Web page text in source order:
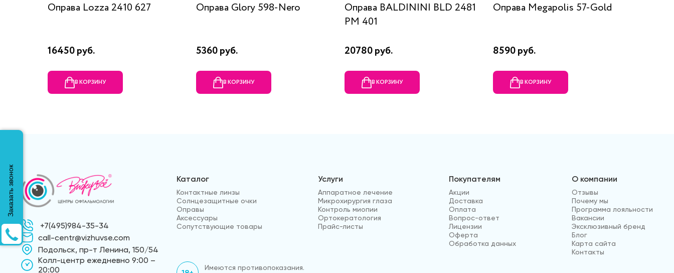
Оправа Lozza 2410 627
16450 руб.
В КОРЗИНУ
Оправа Glory 598-Nero
5360 руб.
В КОРЗИНУ
Оправа BALDININI BLD 2481
PM 401
20780 руб.
В КОРЗИНУ
Оправа Megapolis 57-Gold
8590 руб.
В КОРЗИНУ
+7(495)984-35-34
call-centr@vizhuvse.com
Подольск, пр-т Ленина, 150/54
Kолл-центр ежедневно 9:00 –
20:00
Каталог
Контактные линзы
Солнцезащитные очки
Оправы
Аксессуары
Сопутствующие товары
Услуги
Аппаратное лечение
Микрохирургия глаза
Контроль миопии
Ортокератология
Прайс-листы
Покупателям
Акции
Доставка
Оплата
Вопрос-ответ
Лицензии
Оферта
Обработка данных
О компании
Отзывы
Почему мы
Программа лояльности
Вакансии
Эксклюзивный бренд
Блог
Карта сайта
Контакты
Имеются противопоказания.
Заказать звонок